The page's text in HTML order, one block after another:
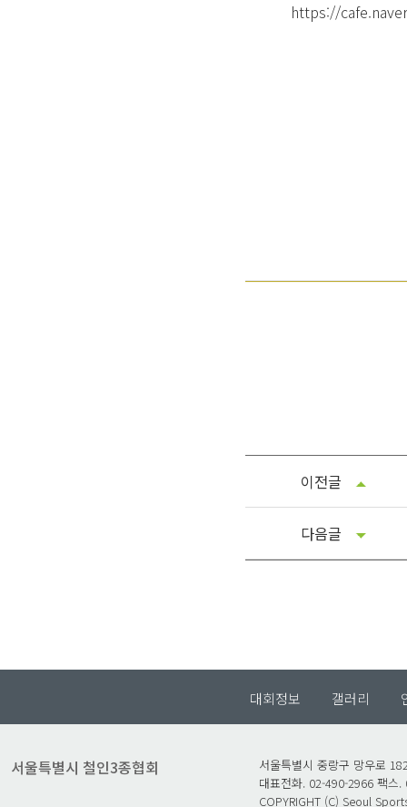
https://
이전글
다음글
대회정보 갤러리
서울특별시 철인3종협회
서울특별시 중랑구 망우로
대표전화. 02-490-2966 팩스
COPYRIGHT (C) Seoul